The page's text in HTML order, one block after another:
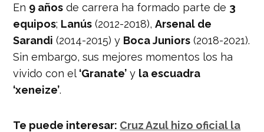
En 9 años de carrera ha formado parte de 3
equipos; Lanús (2012-2018),Arsenal de
Sarandi (2014-2015) y Boca Juniors (2018-2021).
Sin embargo, sus mejores momentos los ha
vivido con el ‘Granate’ y la escuadra
‘xeneize’.
Te puede interesar: Cruz Azul hizo oficial la